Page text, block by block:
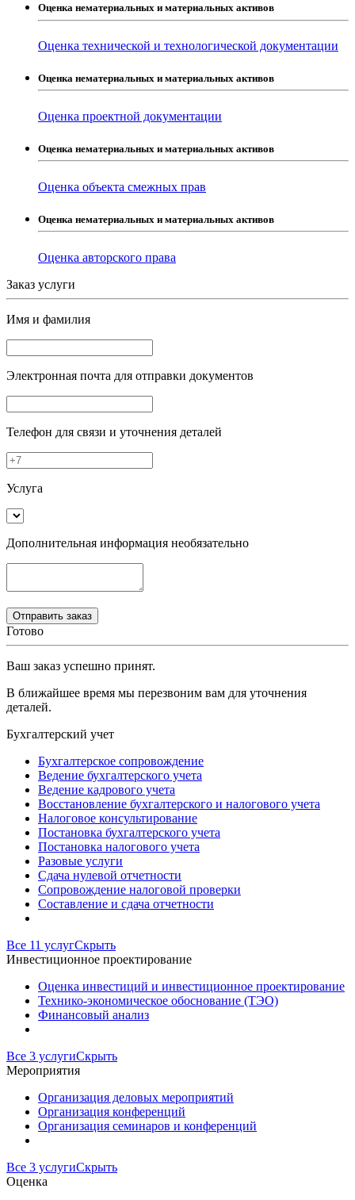
Оценка нематериальных и материальных активов
Оценка технической и технологической документации
Оценка нематериальных и материальных активов
Оценка проектной документации
Оценка нематериальных и материальных активов
Оценка объекта смежных прав
Оценка нематериальных и материальных активов
Оценка авторского права
Заказ услуги
Имя и фамилия
Электронная почта для отправки документов
Телефон для связи и уточнения деталей
Услуга
Дополнительная информация необязательно
Готово
Ваш заказ успешно принят.
В ближайшее время мы перезвоним вам для уточнения
деталей.
Бухгалтерский учет
Бухгалтерское сопровождение
Ведение бухгалтерского учета
Ведение кадрового учета
Восстановление бухгалтерского и налогового учета
Налоговое консультирование
Постановка бухгалтерского учета
Постановка налогового учета
Разовые услуги
Сдача нулевой отчетности
Сопровождение налоговой проверки
Составление и сдача отчетности
Все 11 услугСкрыть
Инвестиционное проектирование
Оценка инвестиций и инвестиционное проектирование
Технико-экономическое обоснование (ТЭО)
Финансовый анализ
Все 3 услугиСкрыть
Мероприятия
Организация деловых мероприятий
Организация конференций
Организация семинаров и конференций
Все 3 услугиСкрыть
Оценка